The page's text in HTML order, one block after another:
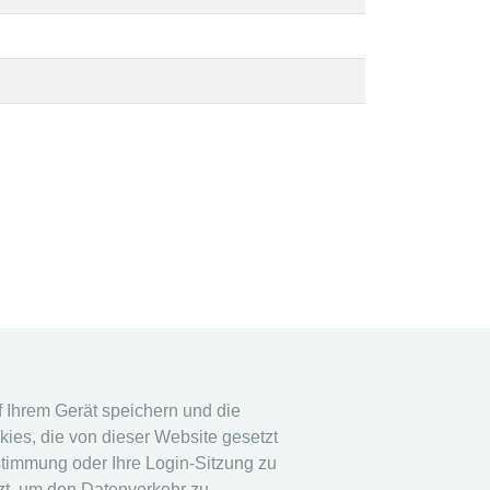
Gerät speichern und die
die von dieser Website gesetzt
oder Ihre Login-Sitzung zu
Rechtshinweis
Datenschutz
Impressum